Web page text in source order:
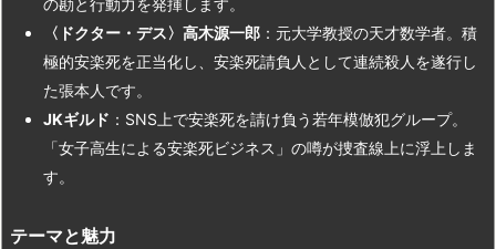
〈ドクター・デス〉高木源一郎 ：元大学教授の天才数学者。積
極的安楽死を正当化し、安楽死請負人として連続殺人を遂行し
た張本人です​。
JKギルド ：SNS上で安楽死を請け負う若年模倣犯グループ。
「女子高生による安楽死ビジネス」の噂が捜査線上に浮上しま
す​。
テーマと魅力